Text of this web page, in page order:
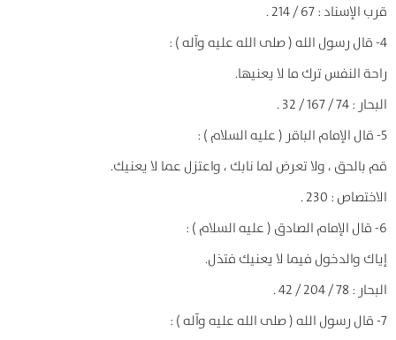
قرب الإسناد : 67 / 214 .
4- قال رسول الله ( صلى الله عليه وآله ) :
راحة النفس ترك ما لا يعنيها.
البحار : 74 / 167 / 32 .
5- قال الإمام الباقر ( عليه السلام ) :
قم بالحق ، ولا تعرض لما نابك ، واعتزل عما لا يعنيك.
الاختصاص : 230 .
6- قال الإمام الصادق ( عليه السلام ) :
إياك والدخول فيما لا يعنيك فتذل.
البحار : 78 / 204 / 42 .
7- قال رسول الله ( صلى الله عليه وآله ) :